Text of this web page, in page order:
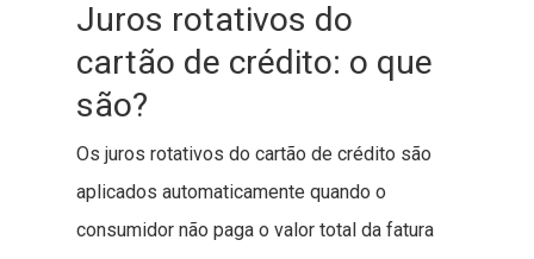
Juros rotativos do
cartão de crédito: o que
são?
Os juros rotativos do cartão de crédito são
aplicados automaticamente quando o
consumidor não paga o valor total da fatura